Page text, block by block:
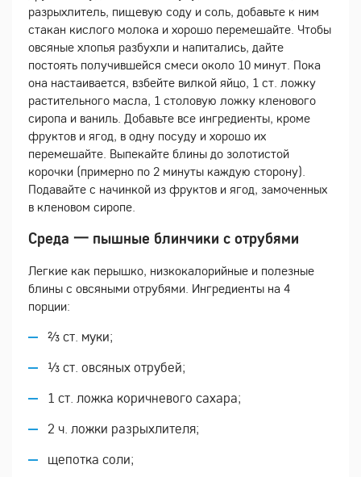
разрыхлитель, пищевую соду и соль, добавьте к ним
стакан кислого молока и хорошо перемешайте. Чтобы
овсяные хлопья разбухли и напитались, дайте
постоять получившейся смеси около 10 минут. Пока
она настаивается, взбейте вилкой яйцо, 1 ст. ложку
растительного масла, 1 столовую ложку кленового
сиропа и ваниль. Добавьте все ингредиенты, кроме
фруктов и ягод, в одну посуду и хорошо их
перемешайте. Выпекайте блины до золотистой
корочки (примерно по 2 минуты каждую сторону).
Подавайте с начинкой из фруктов и ягод, замоченных
в кленовом сиропе.
Среда 一 пышные блинчики с отрубями
Легкие как перышко, низкокалорийные и полезные
блины с овсяными отрубями. Ингредиенты на 4
порции:
⅔ ст. муки;
⅓ ст. овсяных отрубей;
1 ст. ложка коричневого сахара;
2 ч. ложки разрыхлителя;
щепотка соли;